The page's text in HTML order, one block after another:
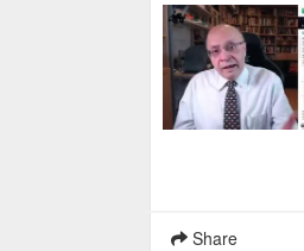
Share